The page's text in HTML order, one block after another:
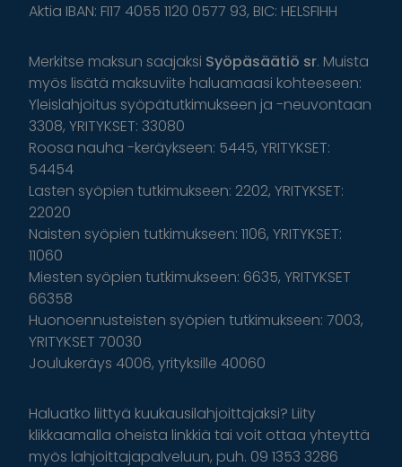
Aktia IBAN: FI17 4055 1120 0577 93, BIC: HELSFIHH
Merkitse maksun saajaksi Syöpäsäätiö sr. Muista
myös lisätä maksuviite haluamaasi kohteeseen:
Yleislahjoitus syöpätutkimukseen ja -neuvontaan
3308, YRITYKSET: 33080
Roosa nauha -keräykseen: 5445, YRITYKSET:
54454
Lasten syöpien tutkimukseen: 2202, YRITYKSET:
22020
Naisten syöpien tutkimukseen: 1106, YRITYKSET:
11060
Miesten syöpien tutkimukseen: 6635, YRITYKSET
66358
Huonoennusteisten syöpien tutkimukseen: 7003,
YRITYKSET 70030
Joulukeräys 4006, yrityksille 40060
Haluatko liittyä kuukausilahjoittajaksi? Liity
klikkaamalla oheista linkkiä tai voit ottaa yhteyttä
myös lahjoittajapalveluun, puh. 09 1353 3286